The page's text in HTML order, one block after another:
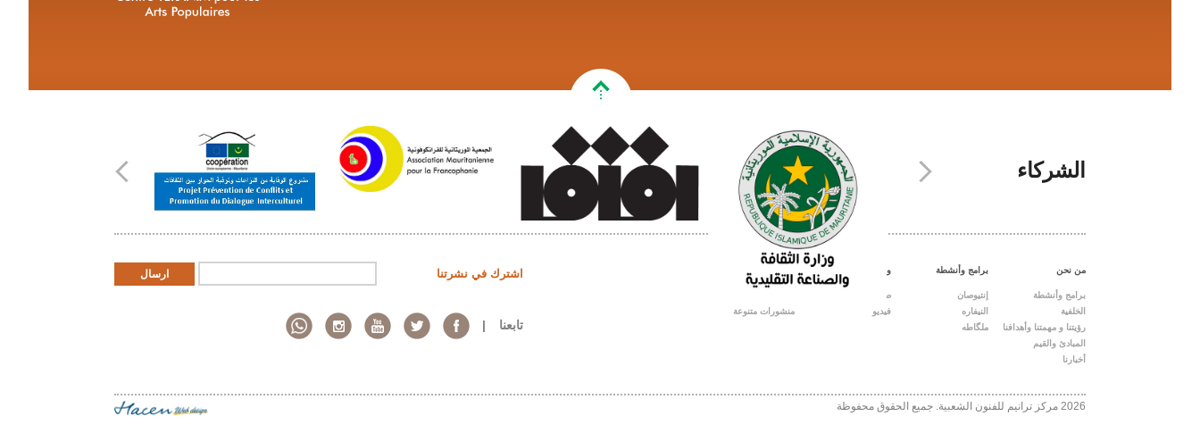
الشركاء
من نحن
برامج وأنشطة
الخلفية
رؤيتنا و مهمتنا وأهدافنا
المبادئ والقيم
أخبارنا
برامج وأنشطة
إنتيوصان
النيفاره
ملگاطه
وسائط
صور
فيديو
منشورات متنوعة
اشترك في نشرتنا ارسال
تابعنا
2026 مركز ترانيم للفنون الشعبية. جميع الحقوق محفوظة